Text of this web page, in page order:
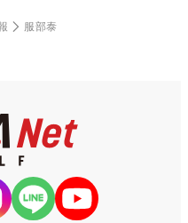
服部泰